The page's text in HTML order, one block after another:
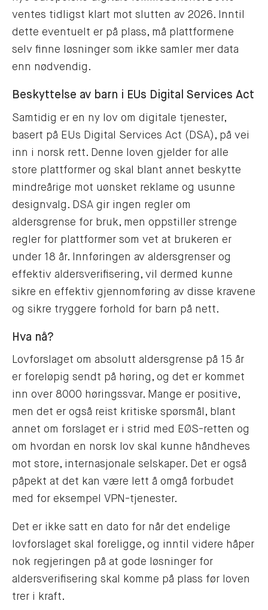
ventes tidligst klart mot slutten av 2026. Inntil
dette eventuelt er på plass, må plattformene
selv finne løsninger som ikke samler mer data
enn nødvendig.
Beskyttelse av barn i EUs Digital Services Act
Samtidig er en ny lov om digitale tjenester,
basert på EUs Digital Services Act (DSA), på vei
inn i norsk rett. Denne loven gjelder for alle
store plattformer og skal blant annet beskytte
mindreårige mot uønsket reklame og usunne
designvalg. DSA gir ingen regler om
aldersgrense for bruk, men oppstiller strenge
regler for plattformer som vet at brukeren er
under 18 år. Innføringen av aldersgrenser og
effektiv aldersverifisering, vil dermed kunne
sikre en effektiv gjennomføring av disse kravene
og sikre tryggere forhold for barn på nett.
Hva nå?
Lovforslaget om absolutt aldersgrense på 15 år
er foreløpig sendt på høring, og det er kommet
inn over 8000 høringssvar. Mange er positive,
men det er også reist kritiske spørsmål, blant
annet om forslaget er i strid med EØS-retten og
om hvordan en norsk lov skal kunne håndheves
mot store, internasjonale selskaper. Det er også
påpekt at det kan være lett å omgå forbudet
med for eksempel VPN-tjenester.
Det er ikke satt en dato for når det endelige
lovforslaget skal foreligge, og inntil videre håper
nok regjeringen på at gode løsninger for
aldersverifisering skal komme på plass før loven
trer i kraft.